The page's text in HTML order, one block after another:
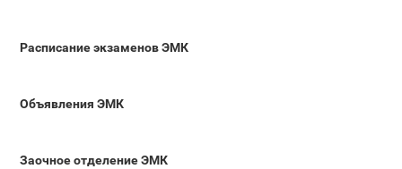
Расписание экзаменов ЭМК
Объявления ЭМК
Заочное отделение ЭМК